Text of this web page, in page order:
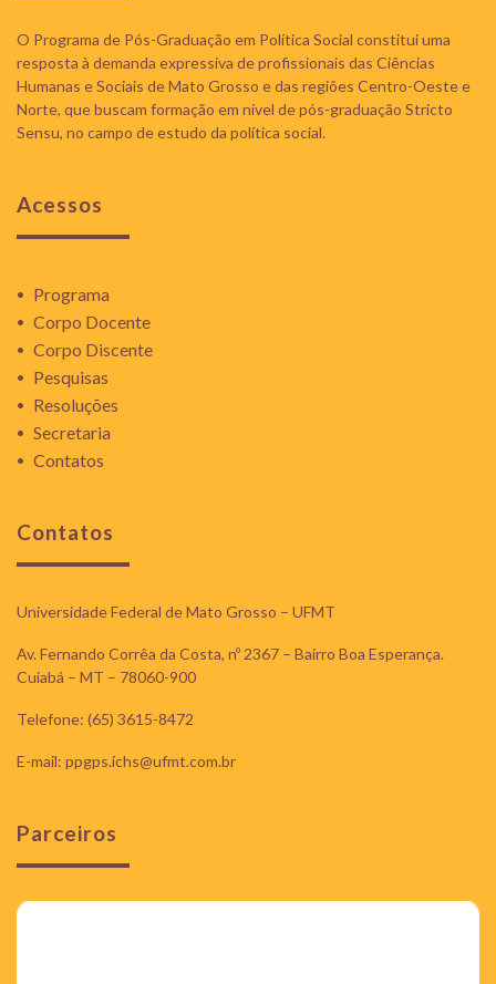
O Programa de Pós-Graduação em Política Social constitui uma
resposta à demanda expressiva de profissionais das Ciências
Humanas e Sociais de Mato Grosso e das regiões Centro-Oeste e
Norte, que buscam formação em nível de pós-graduação Stricto
Sensu, no campo de estudo da política social.
Acessos
Programa
Corpo Docente
Corpo Discente
Pesquisas
Resoluções
Secretaria
Contatos
Contatos
Universidade Federal de Mato Grosso – UFMT
Av. Fernando Corrêa da Costa, nº 2367 – Bairro Boa Esperança.
Cuiabá – MT – 78060-900
Telefone: (65) 3615-8472
E-mail: ppgps.ichs@ufmt.com.br
Parceiros